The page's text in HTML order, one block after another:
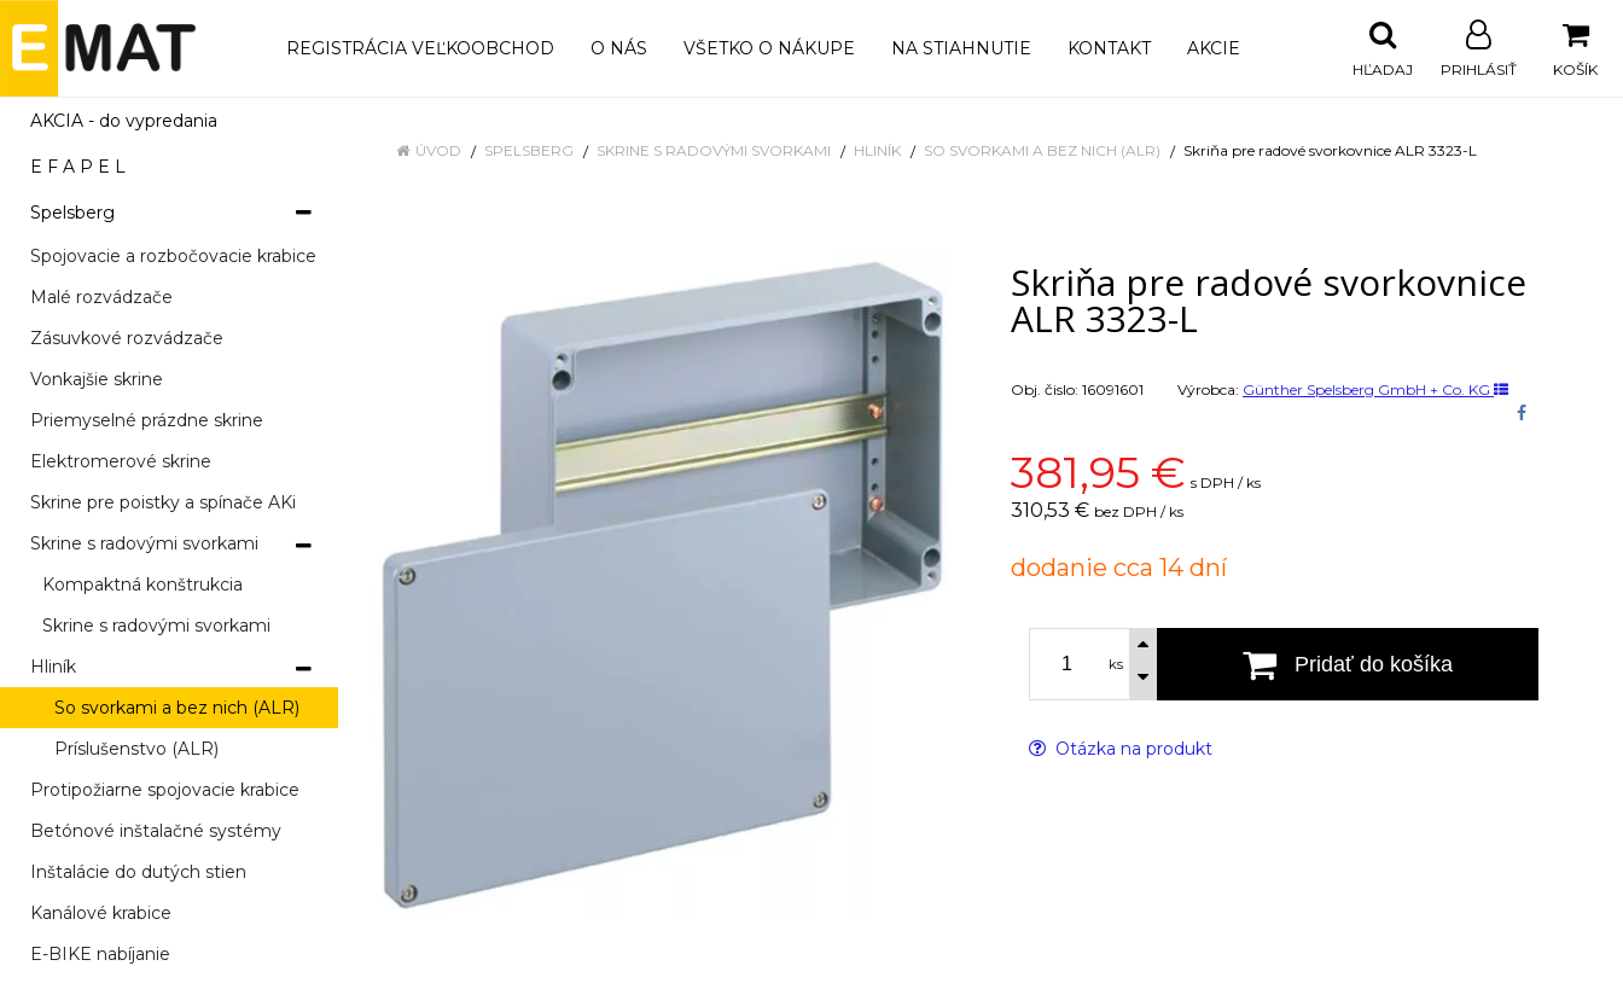
REGISTRÁCIA VEĽKOOBCHOD O NÁS VŠETKO O NÁKUPE NA STIAHNUTIE KONTAKT AKCIE
KOŠÍK
PRIHLÁSIŤ
HĽADAJ
AKCIA - do vypredania
E F A P E L
Spelsberg
Spojovacie a rozbočovacie krabice
Malé rozvádzače
Zásuvkové rozvádzače
Vonkajšie skrine
Priemyselné prázdne skrine
Elektromerové skrine
Skrine pre poistky a spínače AKi
Skrine s radovými svorkami
Kompaktná konštrukcia
Skrine s radovými svorkami
Hliník
So svorkami a bez nich (ALR)
Príslušenstvo (ALR)
Protipožiarne spojovacie krabice
Betónové inštalačné systémy
Inštalácie do dutých stien
Kanálové krabice
E-BIKE nabíjanie
ÚVOD SPELSBERG SKRINE S RADOVÝMI SVORKAMI HLINÍK SO SVORKAMI A BEZ NICH (ALR) Skriňa pre radové svorkovnice ALR 3323-L
Skriňa pre radové svorkovnice
ALR 3323-L
Obj. čislo: 16091601 Výrobca: Günther Spelsberg GmbH + Co. KG
381,95 € s DPH / ks
310,53 € bez DPH / ks
dodanie cca 14 dní
ks Pridať do košíka
Otázka na produkt